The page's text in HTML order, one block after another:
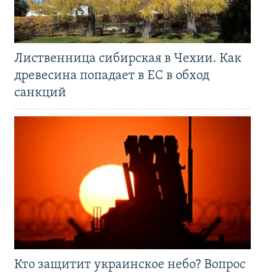
Лиственница сибирская в Чехии. Как
древесина попадает в ЕС в обход
санкций
Кто защитит украинское небо? Вопрос